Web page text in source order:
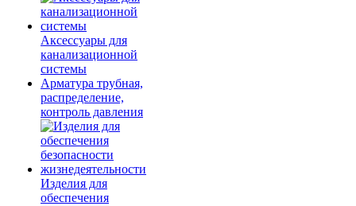
Аксессуары для
канализационной
системы
Арматура трубная,
распределение,
контроль давления
Изделия для
обеспечения